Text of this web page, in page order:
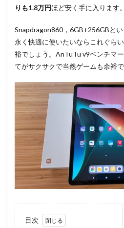
りも1.8万円ほど安く手に入ります。
Snapdragon860，6GB+256GBと
永く快適に使いたいならこれぐら
裕でしょう。AnTuTu v9ベンチマ
てがサクサクで当然ゲームも余裕で
目次